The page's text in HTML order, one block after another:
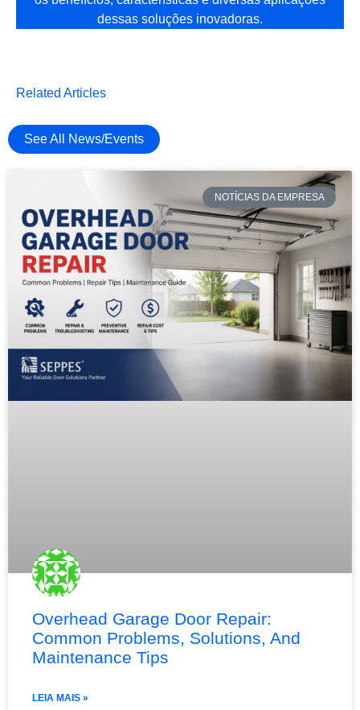
dessas soluções inovadoras.
Related Articles
See All News/Events
NOTÍCIAS DA EMPRESA
Overhead Garage Door Repair:
Common Problems, Solutions, And
Maintenance Tips
LEIA MAIS »